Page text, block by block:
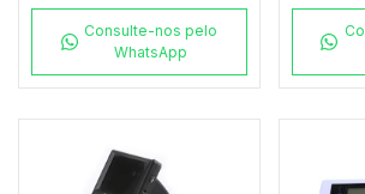
Consulte-nos pelo
WhatsApp